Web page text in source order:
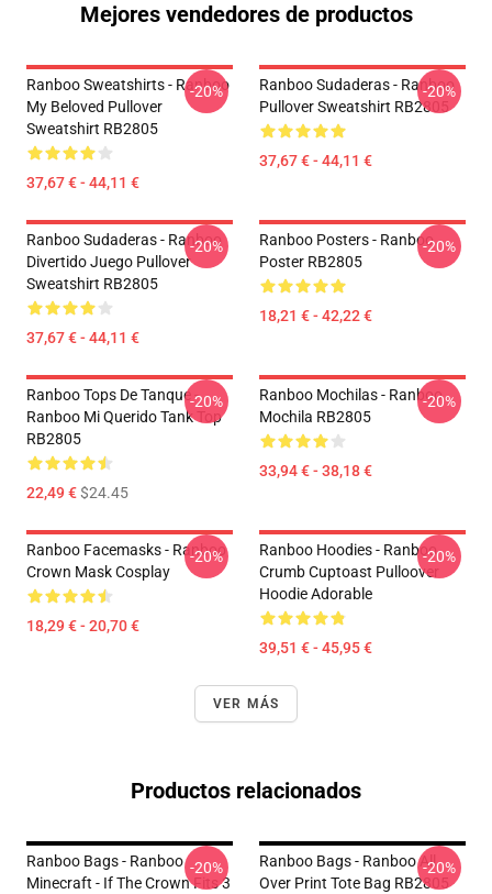
Mejores vendedores de productos
Ranboo Sweatshirts - Ranboo
My Beloved Pullover
Sweatshirt RB2805
37,67 € - 44,11 €
-20%
Ranboo Sudaderas - Ranboo
Pullover Sweatshirt RB2805
37,67 € - 44,11 €
-20%
Ranboo Sudaderas - Ranboo
Divertido Juego Pullover
Sweatshirt RB2805
37,67 € - 44,11 €
-20%
Ranboo Posters - Ranboo
Poster RB2805
18,21 € - 42,22 €
-20%
Ranboo Tops De Tanque -
Ranboo Mi Querido Tank Top
RB2805
22,49 €$24.45
-20%
Ranboo Mochilas - Ranboo
Mochila RB2805
33,94 € - 38,18 €
-20%
Ranboo Facemasks - Ranboo
Crown Mask Cosplay
18,29 € - 20,70 €
-20%
Ranboo Hoodies - Ranboo
Crumb Cuptoast Pulloover
Hoodie Adorable
39,51 € - 45,95 €
-20%
VER MÁS
Productos relacionados
Ranboo Bags - Ranboo
Minecraft - If The Crown Fits 3
-20%
Ranboo Bags - Ranboo All
Over Print Tote Bag RB2805
-20%